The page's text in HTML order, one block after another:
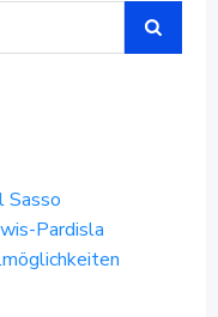
Sasso
Pardisla